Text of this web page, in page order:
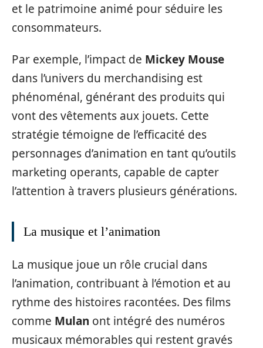
et le patrimoine animé pour séduire les
consommateurs.
Par exemple, l’impact de Mickey Mouse
dans l’univers du merchandising est
phénoménal, générant des produits qui
vont des vêtements aux jouets. Cette
stratégie témoigne de l’efficacité des
personnages d’animation en tant qu’outils
marketing operants, capable de capter
l’attention à travers plusieurs générations.
La musique et l’animation
La musique joue un rôle crucial dans
l’animation, contribuant à l’émotion et au
rythme des histoires racontées. Des films
comme Mulan ont intégré des numéros
musicaux mémorables qui restent gravés